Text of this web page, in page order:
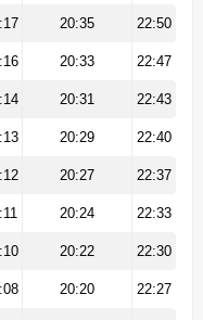
20:35 22:50
20:33 22:47
20:31 22:43
20:29 22:40
20:27 22:37
20:24 22:33
20:22 22:30
20:20 22:27